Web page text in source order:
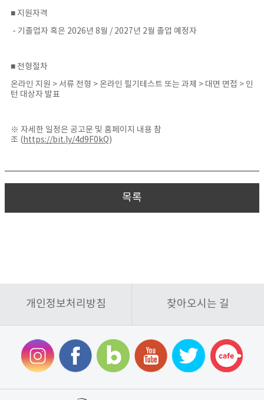
■ 지원자격
- 기졸업자 혹은 2026년 8월 / 2027년 2월 졸업 예정자
■ 전형절차
온라인 지원 > 서류 전형 > 온라인 필기테스트 또는 과제 > 대면 면접 > 인
턴 대상자 발표
※ 자세한 일정은 공고문 및 홈페이지 내용 참
조 ( https://bit.ly/4d9F0kQ)
목록
개인정보처리방침 찾아오시는 길